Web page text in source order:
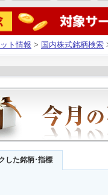
ト情報 > 国内株式銘柄検索
した銘柄･指標